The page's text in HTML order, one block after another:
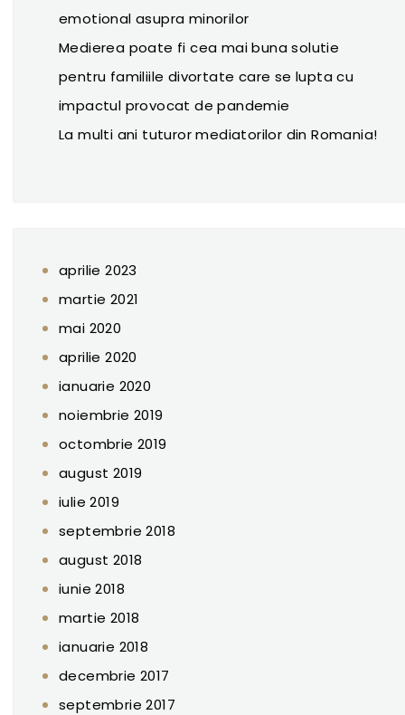
emotional asupra minorilor
Medierea poate fi cea mai buna solutie
pentru familiile divortate care se lupta cu
impactul provocat de pandemie
La multi ani tuturor mediatorilor din Romania!
aprilie 2023
martie 2021
mai 2020
aprilie 2020
ianuarie 2020
noiembrie 2019
octombrie 2019
august 2019
iulie 2019
septembrie 2018
august 2018
iunie 2018
martie 2018
ianuarie 2018
decembrie 2017
septembrie 2017